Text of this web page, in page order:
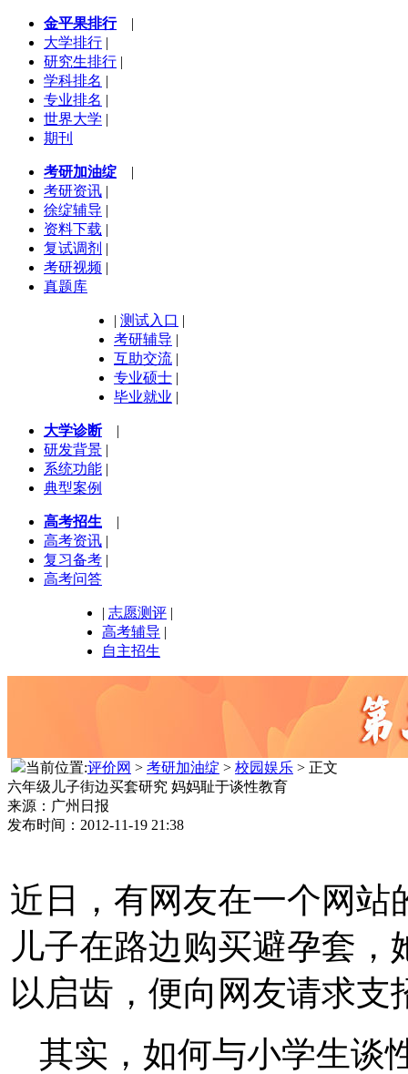
金平果排行|
大学排行 |
研究生排行 |
学科排名 |
专业排名 |
世界大学 |
期刊
考研加油绽 |
考研资讯 |
徐绽辅导 |
资料下载 |
复试调剂 |
考研视频 |
真题库
| 测试入口 |
考研辅导 |
互助交流 |
专业硕士 |
毕业就业 |
大学诊断|
研发背景 |
系统功能 |
典型案例
高考招生 |
高考资讯 |
复习备考 |
高考问答
| 志愿测评 |
高考辅导 |
自主招生
当前位置:评价网 > 考研加油绽 > 校园娱乐 > 正文
六年级儿子街边买套研究 妈妈耻于谈性教育
来源：广州日报
发布时间：2012-11-19 21:38
近日，有网友在一个网站
儿子在路边购买避孕套
以启齿，便向网友请求支
其实，如何与小学生谈